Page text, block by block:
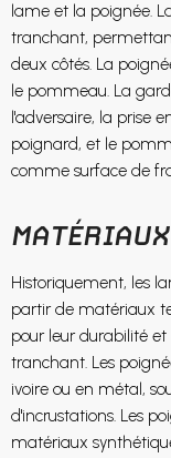
lame et la poignée.
tranchant,
deux côtés. La
le pommeau. La
l'adversaire, la prise
poignard, et le
comme surface de
Historiquement, les
partir de matériaux
pour leur durabilité
tranchant. Les
ivoire ou en métal,
d'incrustations. Les
matériaux